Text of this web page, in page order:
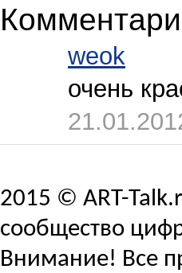
weok
очень
2015 © ART-
сообщество
Внимание! Все